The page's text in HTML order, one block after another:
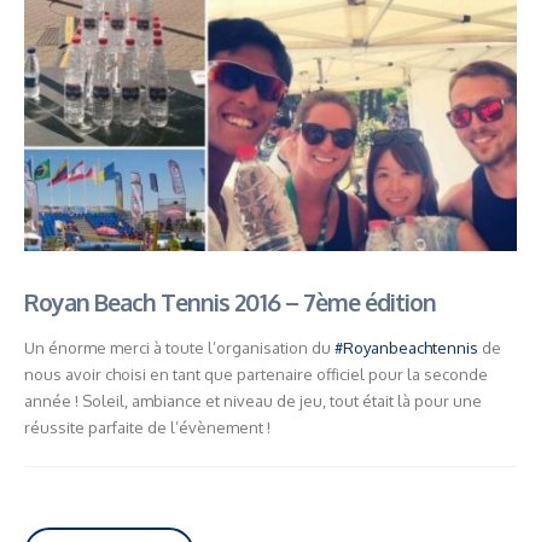
Royan Beach Tennis 2016 – 7ème édition
Un énorme merci à toute l’organisation du ‪#‎Royanbeachtennis‬ de
nous avoir choisi en tant que ‪partenaire officiel‬ pour la seconde
année ! Soleil, ambiance et niveau de jeu, tout était là pour une
réussite parfaite de l’évènement !